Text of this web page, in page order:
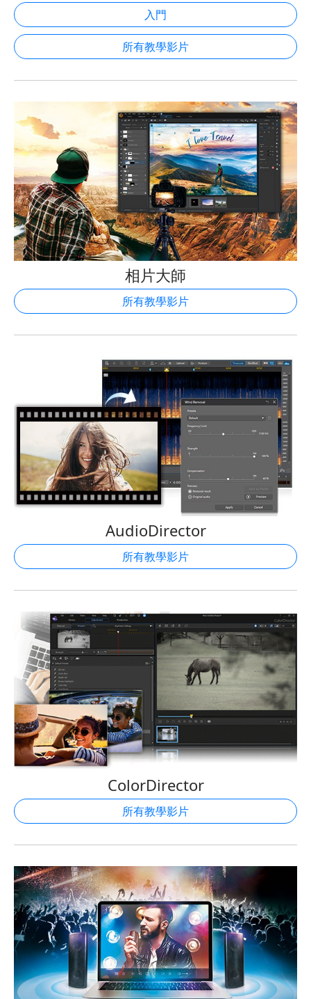
入門
所有教學影片
相片大師
所有教學影片
AudioDirector
所有教學影片
ColorDirector
所有教學影片